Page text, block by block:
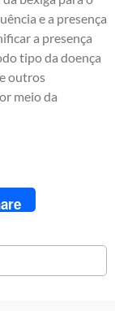
e a presença
a presença
tipo da doença
outros
meio da